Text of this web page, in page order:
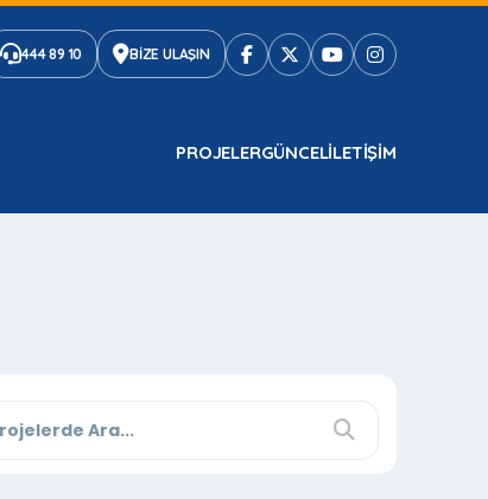
444 89 10 BİZE ULAŞIN
PROJELERGÜNCELILETIŞIM